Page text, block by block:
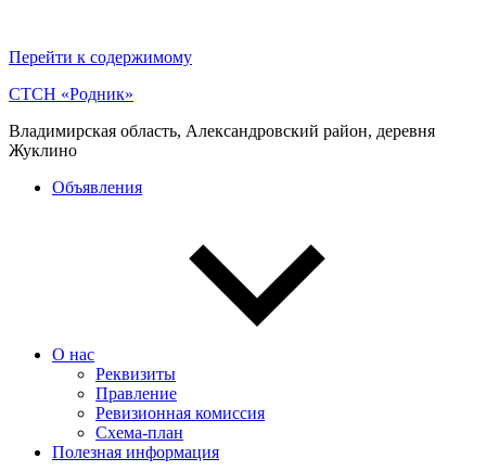
Перейти к содержимому
СТСН «Родник»
Владимирская область, Александровский район, деревня
Жуклино
Объявления
О нас
Реквизиты
Правление
Ревизионная комиссия
Схема-план
Полезная информация